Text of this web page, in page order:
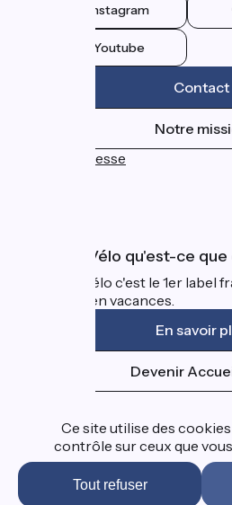
Instagram
Youtube
Contact
Notre
Espace Presse
Accueil Vélo qu'est-ce que
Accueil Vélo c'est le 1er label
cyclistes en vacances.
En savoir
Devenir
FAQ
Ce site utilise des
contrôle sur ceux que
Tout refuser